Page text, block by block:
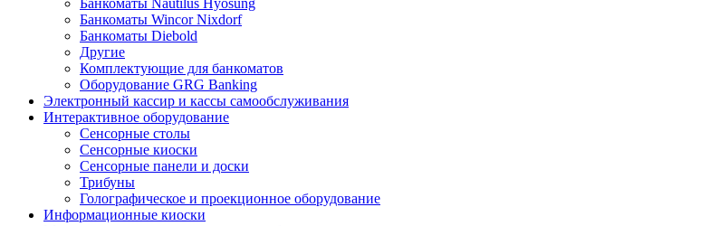
Банкоматы Nautilus Hyosung
Банкоматы Wincor Nixdorf
Банкоматы Diebold
Другие
Комплектующие для банкоматов
Оборудование GRG Banking
Электронный кассир и кассы самообслуживания
Интерактивное оборудование
Сенсорные столы
Сенсорные киоски
Сенсорные панели и доски
Трибуны
Голографическое и проекционное оборудование
Информационные киоски